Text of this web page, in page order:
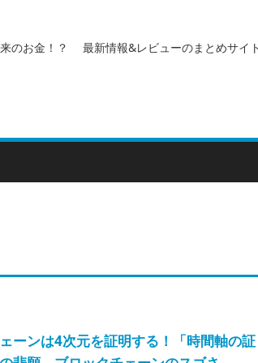
のお金！？ 最新情報&レビューのまとめサイ
ーンは4次元を証明する！「時間軸の証